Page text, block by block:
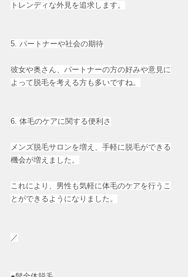
トレンディな外見を追求します。
5. パートナーや社会の期待
彼女や奥さん、パートナーの方の好みや意見に
よって脱毛を考える方も多いですね。
6. 体毛のケアに関する便利さ
メンズ脱毛サロンを増え、手軽に脱毛ができる
機会が増えました。
これにより、男性も気軽に体毛のケアを行うこ
とができるようになりました。
／